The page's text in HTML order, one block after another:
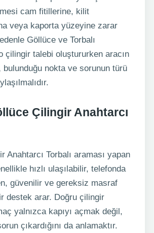
cam fitillerine, kilit
veya kaporta yüzeyine zarar
Göllüce ve Torbalı
çilingir talebi oluştururken aracın
bulunduğu nokta ve sorunun türü
Çilingir Anahtarcı
Anahtarcı Torbalı araması yapan
hızlı ulaşılabilir, telefonda
güvenilir ve gereksiz masraf
destek arar. Doğru çilingir
yalnızca kapıyı açmak değil,
çıkardığını da anlamaktır.